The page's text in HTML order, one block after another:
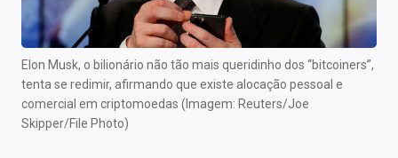
Central de Fundos Imobiliários
Central dos IPOs
Renda Fixa
Finanças Pessoais
Elon Musk, o bilionário não tão mais queridinho dos “bitcoiners”,
tenta se redimir, afirmando que existe alocação pessoal e
comercial em criptomoedas (Imagem: Reuters/Joe
Skipper/File Photo)